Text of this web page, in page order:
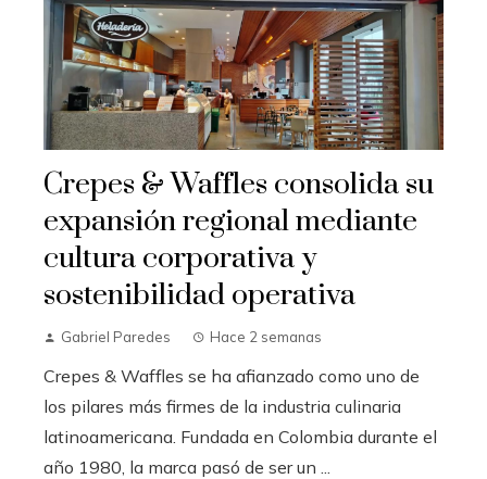
Crepes & Waffles consolida su
expansión regional mediante
cultura corporativa y
sostenibilidad operativa
Gabriel Paredes Hace 2 semanas
Crepes & Waffles se ha afianzado como uno de
los pilares más firmes de la industria culinaria
latinoamericana. Fundada en Colombia durante el
año 1980, la marca pasó de ser un ...